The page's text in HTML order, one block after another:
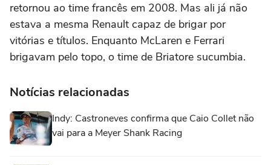
retornou ao time francês em 2008. Mas ali já não
estava a mesma Renault capaz de brigar por
vitórias e títulos. Enquanto McLaren e Ferrari
brigavam pelo topo, o time de Briatore sucumbia.
Notícias relacionadas
Indy: Castroneves confirma que Caio Collet não
vai para a Meyer Shank Racing